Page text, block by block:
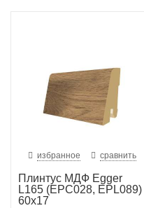
избранное сравнить
Плинтус МДФ Egger
L165 (EPC028, EPL089)
60х17